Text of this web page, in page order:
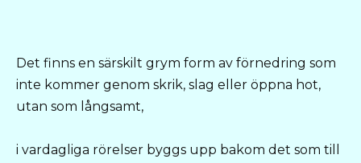
Det finns en särskilt grym form av förnedring som
inte kommer genom skrik, slag eller öppna hot,
utan som långsamt,
i vardagliga rörelser byggs upp bakom det som till